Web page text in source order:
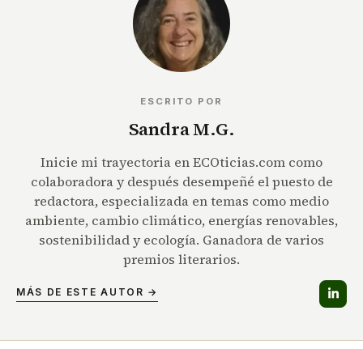
ESCRITO POR
Sandra M.G.
Inicie mi trayectoria en ECOticias.com como
colaboradora y después desempeñé el puesto de
redactora, especializada en temas como medio
ambiente, cambio climático, energías renovables,
sostenibilidad y ecología. Ganadora de varios
premios literarios.
MÁS DE ESTE AUTOR →